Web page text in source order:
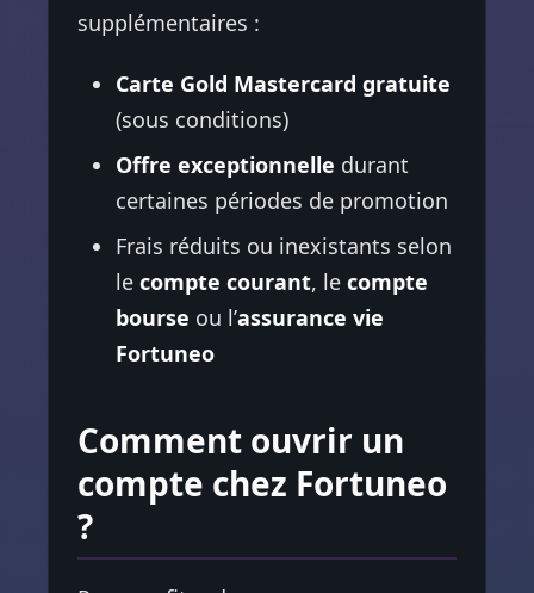
supplémentaires :
Carte Gold Mastercard gratuite
(sous conditions)
Offre exceptionnelle durant
certaines périodes de promotion
Frais réduits ou inexistants selon
le compte courant, le compte
bourse ou l’assurance vie
Fortuneo
Comment ouvrir un
compte chez Fortuneo
?